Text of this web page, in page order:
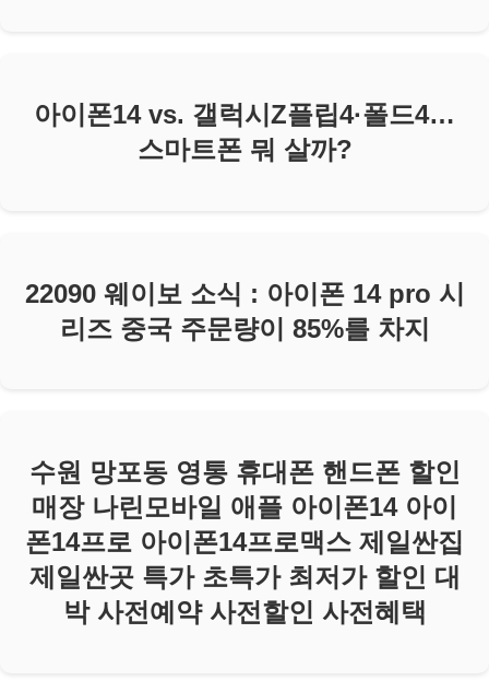
아이폰14 vs. 갤럭시Z플립4·폴드4…
스마트폰 뭐 살까?
22090 웨이보 소식 : 아이폰 14 pro 시
리즈 중국 주문량이 85%를 차지
수원 망포동 영통 휴대폰 핸드폰 할인
매장 나린모바일 애플 아이폰14 아이
폰14프로 아이폰14프로맥스 제일싼집
제일싼곳 특가 초특가 최저가 할인 대
박 사전예약 사전할인 사전혜택